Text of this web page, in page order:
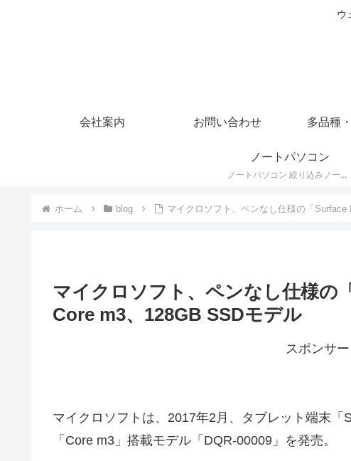
ウ
会社案内 お問い合わせ 多品種
ノートパソコン
ノートパソコン 絞り込みノートPCの最新モデルやスペック・仕様に関する情報。
ホーム blog マイクロソフト、ペンなし仕様の「
マイクロソフト、ペンなし仕様の
Core m3、128GB SSDモデル
スポンサ
マイクロソフトは、2017年2月、タブレット端末
「Core m3」搭載モデル「DQR-00009」を発売。